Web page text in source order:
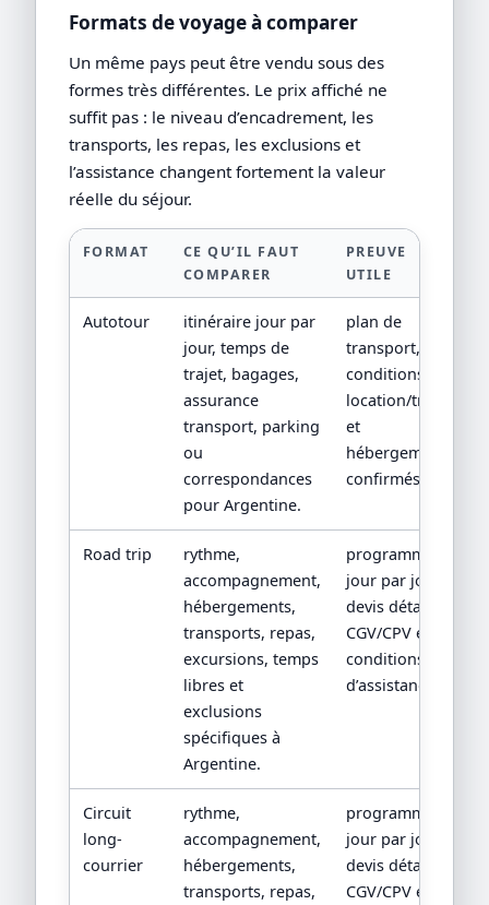
Formats de voyage à comparer
Un même pays peut être vendu sous des
formes très différentes. Le prix affiché ne
suffit pas : le niveau d’encadrement, les
transports, les repas, les exclusions et
l’assistance changent fortement la valeur
réelle du séjour.
FORMAT
CE QU’IL FAUT
COMPARER
PREUVE
UTILE
Autotour
itinéraire jour par
jour, temps de
trajet, bagages,
assurance
transport, parking
ou
correspondances
pour Argentine.
plan de
transport,
conditions
location/train
et
hébergements
confirmés.
Road trip
rythme,
accompagnement,
hébergements,
transports, repas,
excursions, temps
libres et
exclusions
spécifiques à
Argentine.
programme
jour par jour,
devis détaillé,
CGV/CPV et
conditions
d’assistance.
Circuit
long-
courrier
rythme,
accompagnement,
hébergements,
transports, repas,
programme
jour par jour,
devis détaillé,
CGV/CPV et